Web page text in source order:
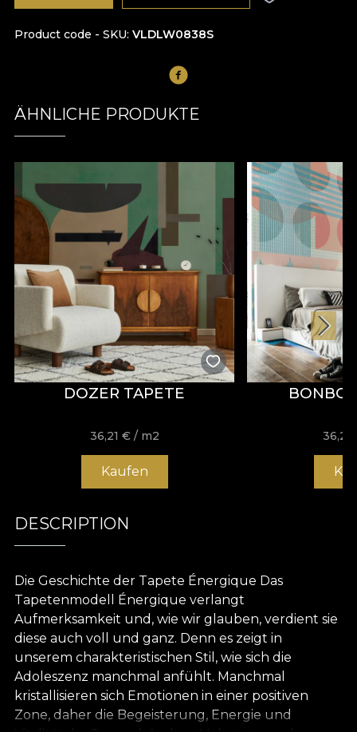
Product code - SKU VLDLW0838S
ÄHNLICHE PRODUKTE
DOZER TAPETE
36,21 € / m2
Kaufen
36,21
DESCRIPTION
Die Geschichte der Tapete Énergique Das
Tapetenmodell Énergique verlangt
Aufmerksamkeit und, wie wir glauben, verdient sie
diese auch voll und ganz. Denn es zeigt in
unserem charakteristischen Stil, wie sich die
Adoleszenz manchmal anfühlt. Manchmal
kristallisieren sich Emotionen in einer positiven
Zone, daher die Begeisterung, Energie und